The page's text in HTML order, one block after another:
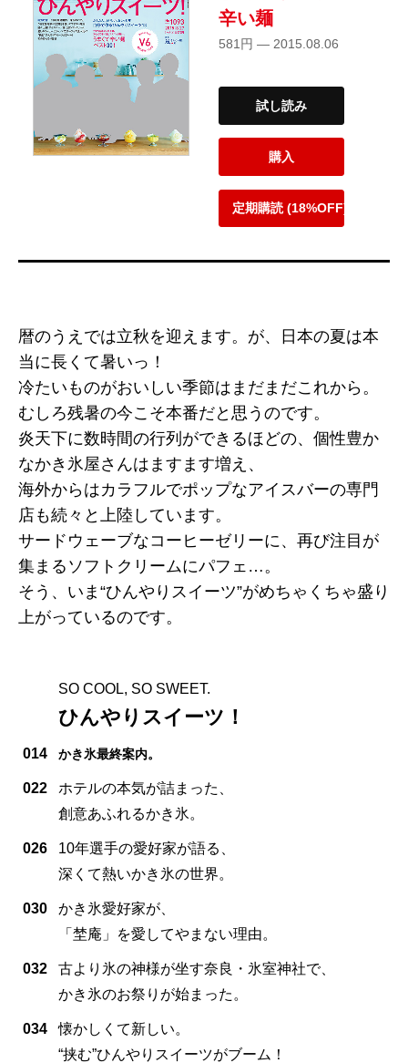
辛い麺
581円 — 2015.08.06
試し読み
購入
定期購読 (18%OFF)
暦のうえでは立秋を迎えます。が、日本の夏は本
当に長くて暑いっ！
冷たいものがおいしい季節はまだまだこれから。
むしろ残暑の今こそ本番だと思うのです。
炎天下に数時間の行列ができるほどの、個性豊か
なかき氷屋さんはますます増え、
海外からはカラフルでポップなアイスバーの専門
店も続々と上陸しています。
サードウェーブなコーヒーゼリーに、再び注目が
集まるソフトクリームにパフェ…。
そう、いま“ひんやりスイーツ”がめちゃくちゃ盛り
上がっているのです。
SO COOL, SO SWEET.
ひんやりスイーツ！
014 かき氷最終案内。
022
ホテルの本気が詰まった、
創意あふれるかき氷。
026
10年選手の愛好家が語る、
深くて熱いかき氷の世界。
030
かき氷愛好家が、
「埜庵」を愛してやまない理由。
032
古より氷の神様が坐す奈良・氷室神社で、
かき氷のお祭りが始まった。
034
懐かしくて新しい。
“挟む”ひんやりスイーツがブーム！